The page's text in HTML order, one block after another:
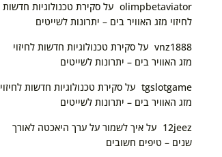
olimpbetaviator על סקירת טכנולוגיות חדשות
לחיזוי מזג האוויר בים – יתרונות לשייטים
vnz1888 על סקירת טכנולוגיות חדשות לחיזוי
מזג האוויר בים – יתרונות לשייטים
tgslotgame על סקירת טכנולוגיות חדשות לחיזוי
מזג האוויר בים – יתרונות לשייטים
12jeez על איך לשמור על ערך היאכטה לאורך
שנים – טיפים חשובים